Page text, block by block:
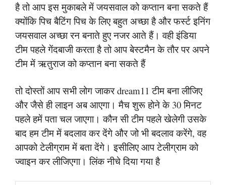
है तो आप इस मुकाबले में जयसवाल को कप्तान बना सकते हैं
क्योंकि पिच बैटिंग पिच के लिए बहुत अच्छा है और फर्स्ट इनिंग
जयसवाल अच्छा रन बनाते हुए नजर आते हैं। वही इंडिया
टीम पहले गेंदबाजी करता है तो आप बेस्टमैन के तौर पर अपने
टीम में ऋतुराज को कप्तान बना सकते हैं
तो दोस्तों आप सभी लोग जाकर dream11 टीम बना लीजिए
और जैसे ही लाइन अब आएगा। मैच शुरू होने के 30 मिनट
पहले हमें पता चल जाएगा। कौन सी टीम पहले खेलेगी उसके
बाद हम टीम में बदलाव कर देंगे और जो भी बदलाव करेंगे, वह
आपको टेलीग्राम में बता देंगे। इसीलिए आप टेलीग्राम को
ज्वाइन कर लीजिएगा। लिंक नीचे दिया गया है